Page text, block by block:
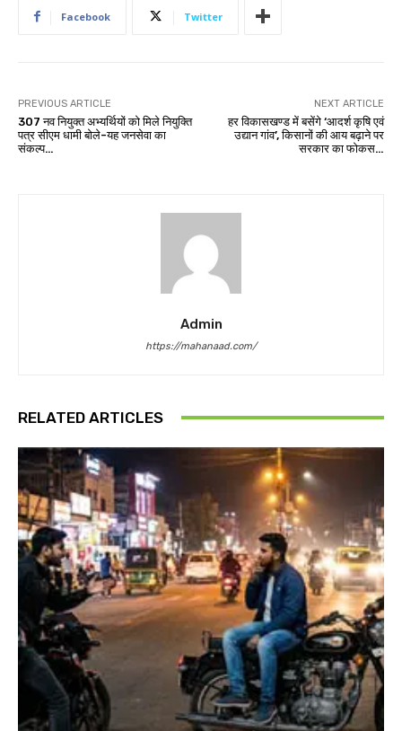
Facebook Twitter
PREVIOUS ARTICLE
307 नव नियुक्त अभ्यर्थियों को मिले नियुक्ति
पत्र सीएम धामी बोले-यह जनसेवा का
संकल्प…
NEXT ARTICLE
हर विकासखण्ड में बसेंगे ‘आदर्श कृषि एवं
उद्यान गांव’, किसानों की आय बढ़ाने पर
सरकार का फोकस…
Admin
https://mahanaad.com/
RELATED ARTICLES